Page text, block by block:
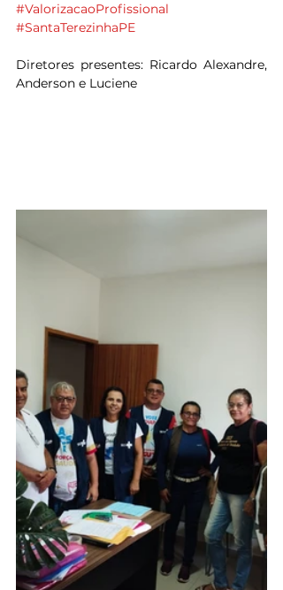
#ValorizacaoProfissional
#SantaTerezinhaPE
Diretores presentes: Ricardo Alexandre,
Anderson e Luciene